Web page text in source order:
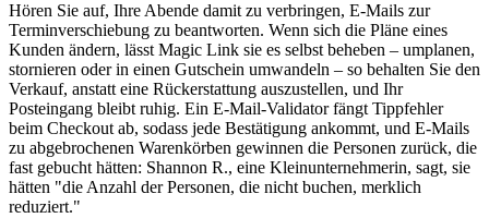
Hören Sie auf, Ihre Abende damit zu verbringen, E-Mails zur
Terminverschiebung zu beantworten. Wenn sich die Pläne eines
Kunden ändern, lässt Magic Link sie es selbst beheben – umplanen,
stornieren oder in einen Gutschein umwandeln – so behalten Sie den
Verkauf, anstatt eine Rückerstattung auszustellen, und Ihr
Posteingang bleibt ruhig. Ein E-Mail-Validator fängt Tippfehler
beim Checkout ab, sodass jede Bestätigung ankommt, und E-Mails
zu abgebrochenen Warenkörben gewinnen die Personen zurück, die
fast gebucht hätten: Shannon R., eine Kleinunternehmerin, sagt, sie
hätten "die Anzahl der Personen, die nicht buchen, merklich
reduziert."